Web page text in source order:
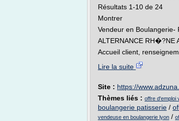
Résultats 1-10 de 24
Montrer
Vendeur en Boulangerie-
ALTERNANCE RH�?NE
Accueil client,
Lire la suite
Site : https://
Thèmes liés : offre d'emploi
boulangerie patisserie /
vendeuse en boulangerie lyon /